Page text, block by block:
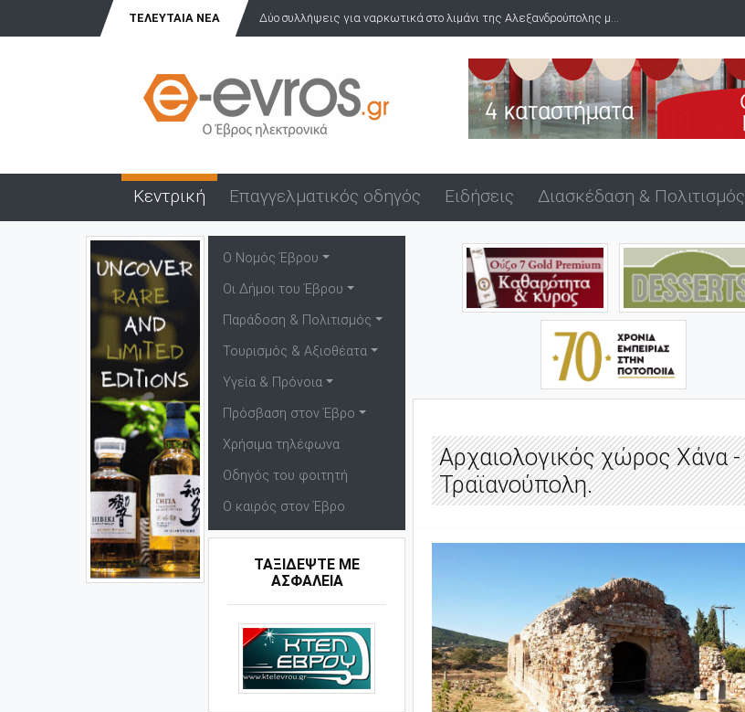
ΤΕΛΕΥΤΑΊΑ ΝΈΑ Δύο συλλήψεις για ναρκωτικά στο λιμάνι της Αλεξανδρούπολης μ...
Κεντρική Επαγγελματικός οδηγός Ειδήσεις Διασκέδαση & Πολιτισμός
Ο Νομός Έβρου
Οι Δήμοι του Έβρου
Παράδοση & Πολιτισμός
Τουρισμός & Αξιοθέατα
Υγεία & Πρόνοια
Πρόσβαση στον Έβρο
Χρήσιμα τηλέφωνα
Οδηγός του φοιτητή
Ο καιρός στον Έβρο
ΤΑΞΙΔΕΨΤΕ ΜΕ
ΑΣΦΑΛΕΙΑ
Αρχαιολογικός χώρος Χάνα -
Τραϊανούπολη.